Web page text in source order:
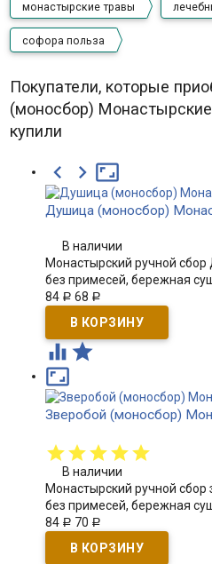
монастырские травы
софора польза
Покупатели, которые
(моносбор)
купили
  
Душица (моносбор)
В наличии
Монастырский ручной
без примесей, бережная
84 Р 68 Р
 

Зверобой (моносбор)
В наличии
Монастырский ручной сбор
без примесей, бережная
84 Р 70 Р